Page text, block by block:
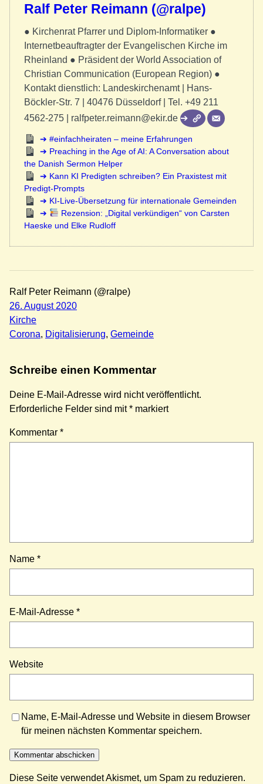
Ralf Peter Reimann (@ralpe)
● Kirchenrat Pfarrer und Diplom-Informatiker ●
Internetbeauftragter der Evangelischen Kirche im
Rheinland ● Präsident der World Association of
Christian Communication (European Region) ●
Kontakt dienstlich: Landeskirchenamt | Hans-
Böckler-Str. 7 | 40476 Düsseldorf | Tel. +49 211
4562-275 | ralfpeter.reimann@ekir.de
#einfachheiraten – meine Erfahrungen
Preaching in the Age of AI: A Conversation about
the Danish Sermon Helper
Kann KI Predigten schreiben? Ein Praxistest mit
Predigt-Prompts
KI-Live-Übersetzung für internationale Gemeinden
Rezension: „Digital verkündigen“ von Carsten
Haeske und Elke Rudloff
Ralf Peter Reimann (@ralpe)
26. August 2020
Kirche
Corona, Digitalisierung, Gemeinde
Schreibe einen Kommentar
Deine E-Mail-Adresse wird nicht veröffentlicht.
Erforderliche Felder sind mit* markiert
Kommentar *
Name *
E-Mail-Adresse *
Website
Name, E-Mail-Adresse und Website in diesem Browser
für meinen nächsten Kommentar speichern.
Diese Seite verwendet Akismet, um Spam zu reduzieren.